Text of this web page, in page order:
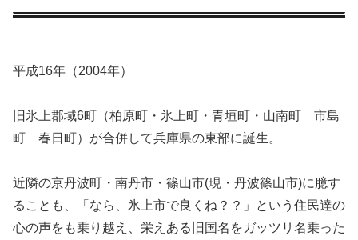
平成16年（2004年）
旧氷上郡域6町（柏原町・氷上町・青垣町・山南町 市島
町 春日町）が合併して兵庫県の東部に誕生。
近隣の京丹波町・南丹市・篠山市(現・丹波篠山市)に臆す
ることも、「なら、氷上市で良くね？？」という住民達の
心の声をも乗り越え、栄えある旧国名をガッツリ名乗った